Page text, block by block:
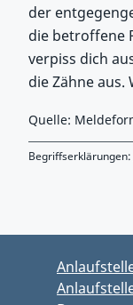
der
die betroffene
verpiss dich
die Zähne
Quelle:
Begriffserklärungen: